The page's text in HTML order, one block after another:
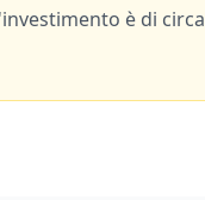
è di circa